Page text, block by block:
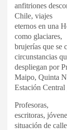
anfitriones
Chile, viajes
eternos en una
como glaciares,
brujerías que se
circunstancias
despliegan por
Maipo, Quinta
Estación Central
Profesoras,
escritoras,
situación de